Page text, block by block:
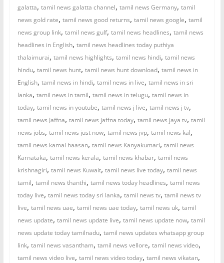
galatta, tamil news galatta channel, tamil news Germany, tamil
news gold rate, tamil news good returns, tamil news google, tamil
news group link, tamil news gulf, tamil news headlines, tamil news
headlines in English, tamil news headlines today puthiya
thalaimurai, tamil news highlights, tamil news hindi, tamil news
hindu, tamil news hunt, tamil news hunt download, tamil news in
English, tamil news in hindi, tamil news in live, tamil news in sri
lanka, tamil news in tamil, tamil news in telugu, tamil news in
today, tamil news in youtube, tamil news j live, tamil news j tv,
tamil news Jaffna, tamil news jaffna today, tamil news jaya tv, tamil
news jobs, tamil news just now, tamil news jvp, tamil news kal,
tamil news kamal haasan, tamil news Kanyakumari, tamil news
Karnataka, tamil news kerala, tamil news khabar, tamil news
krishnagiri, tamil news Kuwait, tamil news live today, tamil news
tamil, tamil news thanthi, tamil news today headlines, tamil news
today live, tamil news today sri lanka, tamil news tv, tamil news tv
live, tamil news uae, tamil news uae today, tamil news uk, tamil
news update, tamil news update live, tamil news update now, tamil
news update today tamilnadu, tamil news updates whatsapp group
link, tamil news vasantham, tamil news vellore, tamil news video,
tamil news video live, tamil news video today, tamil news vikatan,